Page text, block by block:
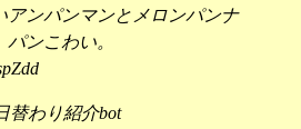
アンパンマンとメロンパンナ
ンこわい。
替わり紹介bot